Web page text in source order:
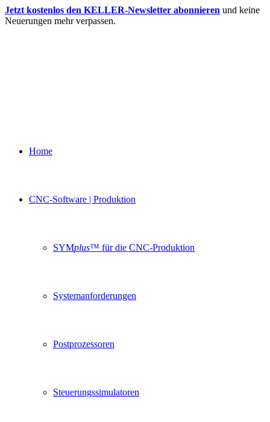
Jetzt kostenlos den KELLER-Newsletter abonnieren und keine
Neuerungen mehr verpassen.
Home
CNC-Software | Produktion
SYMplus™ für die CNC-Produktion
Systemanforderungen
Postprozessoren
Steuerungssimulatoren